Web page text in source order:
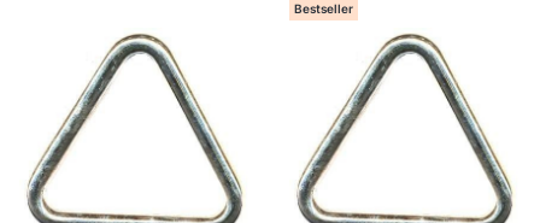
Bestseller